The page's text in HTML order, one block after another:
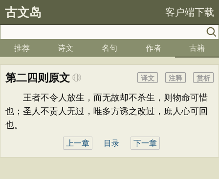
古文岛 客户端下载
推荐 诗文 名句 作者 古籍
第二四则原文 赏析
注释
译文
王者不令人放生，而无故却不杀生，则物命可惜
也；圣人不责人无过，唯多方诱之改过，庶人心可回
也。
上一章 目录 下一章